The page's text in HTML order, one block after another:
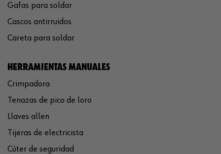
Gafas para soldar
Cascos antirruidos
Careta para soldar
HERRAMIENTAS MANUALES
Crimpadora
Tenazas de pico de loro
Llaves allen
Tijeras de electricista
Cúter de seguridad